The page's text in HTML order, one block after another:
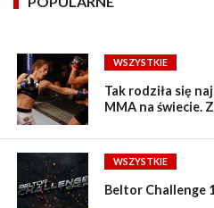
WSZYSTKIE
Tak rodziła się
MMA na świecie.
WSZYSTKIE
Beltor Challenge